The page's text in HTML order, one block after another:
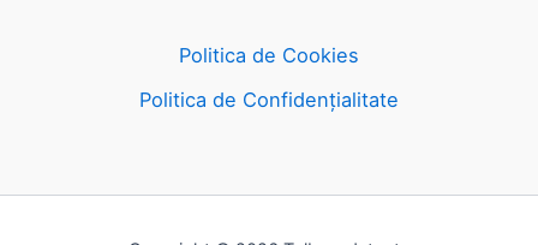
Politica de Cookies
Politica de Confidențialitate